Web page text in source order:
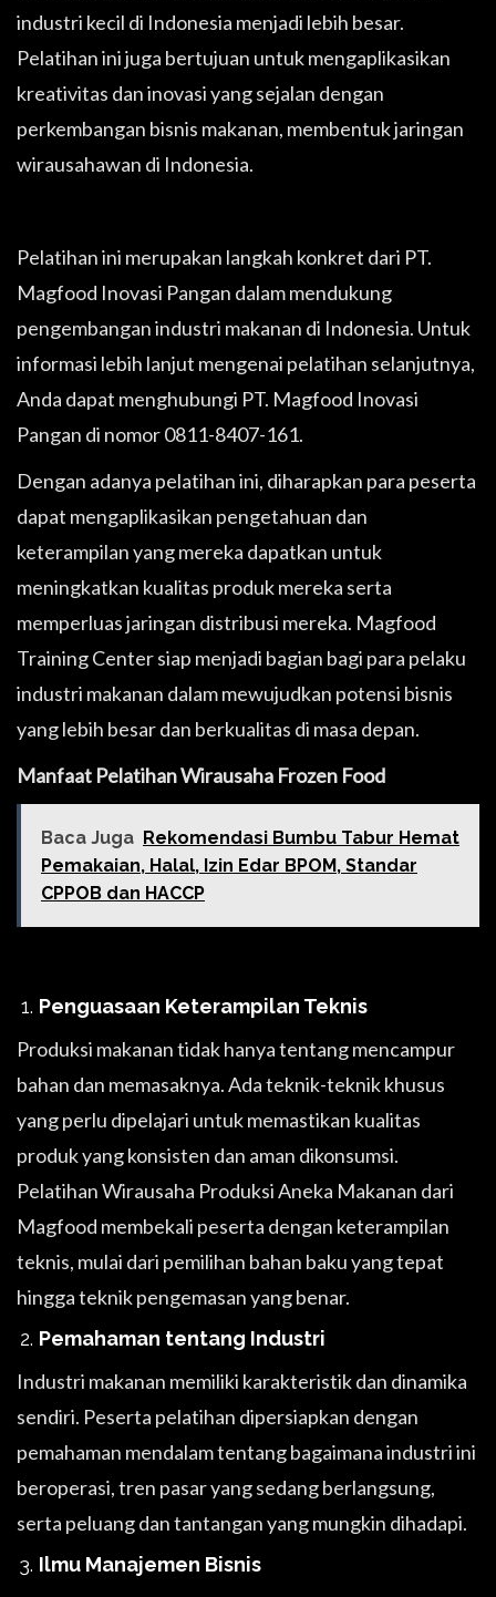
industri kecil di Indonesia menjadi lebih besar.
Pelatihan ini juga bertujuan untuk mengaplikasikan
kreativitas dan inovasi yang sejalan dengan
perkembangan bisnis makanan, membentuk jaringan
wirausahawan di Indonesia.
Pelatihan ini merupakan langkah konkret dari PT.
Magfood Inovasi Pangan dalam mendukung
pengembangan industri makanan di Indonesia. Untuk
informasi lebih lanjut mengenai pelatihan selanjutnya,
Anda dapat menghubungi PT. Magfood Inovasi
Pangan di nomor 0811-8407-161.
Dengan adanya pelatihan ini, diharapkan para peserta
dapat mengaplikasikan pengetahuan dan
keterampilan yang mereka dapatkan untuk
meningkatkan kualitas produk mereka serta
memperluas jaringan distribusi mereka. Magfood
Training Center siap menjadi bagian bagi para pelaku
industri makanan dalam mewujudkan potensi bisnis
yang lebih besar dan berkualitas di masa depan.
Manfaat Pelatihan Wirausaha Frozen Food
Baca Juga Rekomendasi Bumbu Tabur Hemat
Pemakaian, Halal, Izin Edar BPOM, Standar
CPPOB dan HACCP
Penguasaan Keterampilan Teknis
Produksi makanan tidak hanya tentang mencampur
bahan dan memasaknya. Ada teknik-teknik khusus
yang perlu dipelajari untuk memastikan kualitas
produk yang konsisten dan aman dikonsumsi.
Pelatihan Wirausaha Produksi Aneka Makanan dari
Magfood membekali peserta dengan keterampilan
teknis, mulai dari pemilihan bahan baku yang tepat
hingga teknik pengemasan yang benar.
Pemahaman tentang Industri
Industri makanan memiliki karakteristik dan dinamika
sendiri. Peserta pelatihan dipersiapkan dengan
pemahaman mendalam tentang bagaimana industri ini
beroperasi, tren pasar yang sedang berlangsung,
serta peluang dan tantangan yang mungkin dihadapi.
Ilmu Manajemen Bisnis